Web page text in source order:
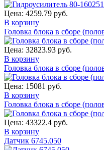
Цена: 4259.79 руб.
В корзину
Головка блока в сборе
Цена: 32823.93 руб.
В корзину
Головка блока в сборе
Цена: 15081 руб.
В корзину
Головка блока в сборе
Цена: 43322.4 руб.
В корзину
Датчик 6745.050